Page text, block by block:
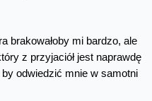
brakowałoby mi bardzo, ale
z przyjaciół jest naprawdę
odwiedzić mnie w samotni